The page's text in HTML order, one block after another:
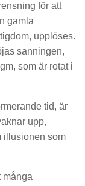
för att
gamla
upplöses.
sanningen,
som är rotat i
tid, är
upp,
illusionen som
många